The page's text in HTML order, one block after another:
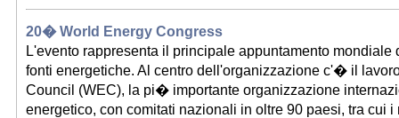
20� World Energy Congress
L'evento rappresenta il principale appuntamento mondiale
fonti energetiche. Al centro dell'organizzazione c'� il
Council (WEC), la pi� importante organizzazione
energetico, con comitati nazionali in oltre 90 paesi, tra cui